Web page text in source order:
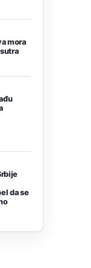
mora
da se